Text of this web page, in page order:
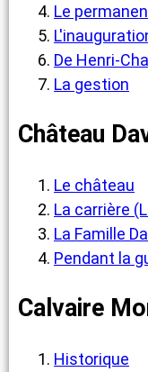
Le
De Henri-
La gestion
Château
Le château
La carrière
La Famille
Pendant la
Calvaire
Historique